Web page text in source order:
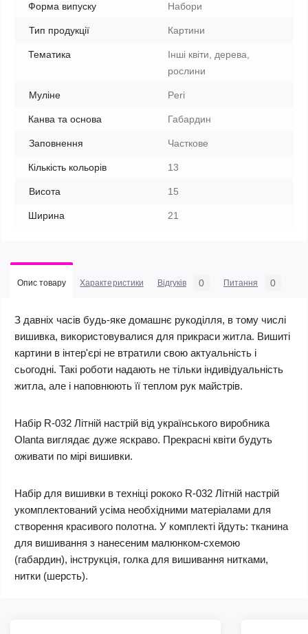
Форма випуску Набори
Тип продукції Картини
Тематика
Інші квіти, дерева,
рослини
Муліне Peri
Канва та основа Габардин
Заповнення Часткове
Кількість кольорів 13
Висота 15
Ширина 21
Опис товару Характеристики Відгуків 0 Питання 0
З давніх часів будь-яке домашнє рукоділля, в тому числі
вишивка, використовувалися для прикраси житла. Вишиті
картини в інтер'єрі не втратили свою актуальність і
сьогодні. Такі роботи надають не тільки індивідуальність
житла, але і наповнюють її теплом рук майстрів.
Набір R-032 Літній настрій від українського виробника
Olanta виглядає дуже яскраво. Прекрасні квіти будуть
оживати по мірі вишивки.
Набір для вишивки в техніці рококо R-032 Літній настрій
укомплектований усіма необхідними матеріалами для
створення красивого полотна. У комплекті йдуть: тканина
для вишивання з нанесеним малюнком-схемою
(габардин), інструкція, голка для вишивання нитками,
нитки (шерсть).